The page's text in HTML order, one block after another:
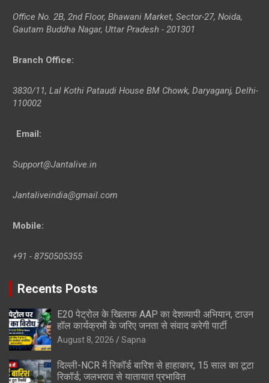
Office No. 2B, 2nd Floor, Bhawani Market, Sector-27, Noida,
Gautam Buddha Nagar, Uttar Pradesh - 201301
Branch Office:
3830/11, Lal Kothi Pataudi House BM Chowk, Daryaganj, Delhi-
110002
Email:
Support@Jantalive.in
Jantaliveindia@gmail.com
Mobile:
+91 - 8750505355
Recents Posts
E20 पेट्रोल के खिलाफ AAP का देशव्यापी अभियान, टाउन
हॉल कार्यक्रमों के जरिए जनता से संवाद करेगी पार्टी
August 8, 2026 Sapna
दिल्ली-NCR में रिकॉर्ड बारिश से हाहाकार, 15 साल का टूटा
रिकॉर्ड; जलभराव से यातायात प्रभावित